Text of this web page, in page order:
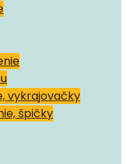
vykrajovačky
špičky